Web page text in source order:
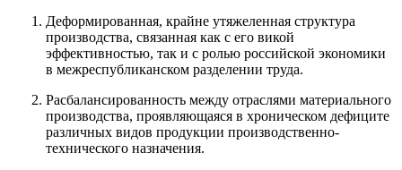
Деформированная, крайне утяжеленная структура
производства, связанная как с его викой
эффективностью, так и с ролью российской экономики
в межреспубликанском разделении труда.
Расбалансированность между отраслями материального
производства, проявляющаяся в хроническом дефиците
различных видов продукции производственно-
технического назначения.